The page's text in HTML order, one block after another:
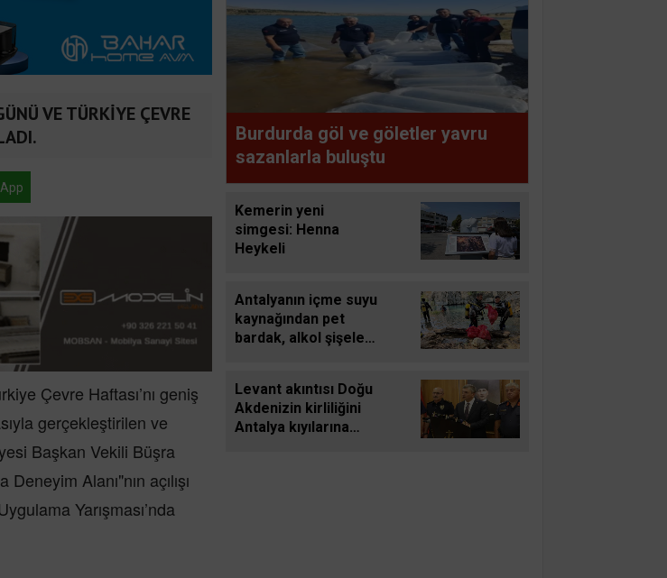
VE TÜRKİYE ÇEVRE
Çevre Haftası’nı geniş
gerçekleştirilen ve
Başkan Vekili Büşra
Alanı"nın açılışı
Yarışması’nda
Burdurda göl ve göletler yavru
sazanlarla buluştu
Kemerin yeni
simgesi: Henna
Heykeli
Antalyanın içme suyu
kaynağından pet
bardak, alkol şişeleri,
Levant akıntısı Doğu
Akdenizin kirliliğini
Antalya kıyılarına